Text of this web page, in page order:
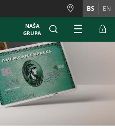
BS EN
NAŠA
GRUPA